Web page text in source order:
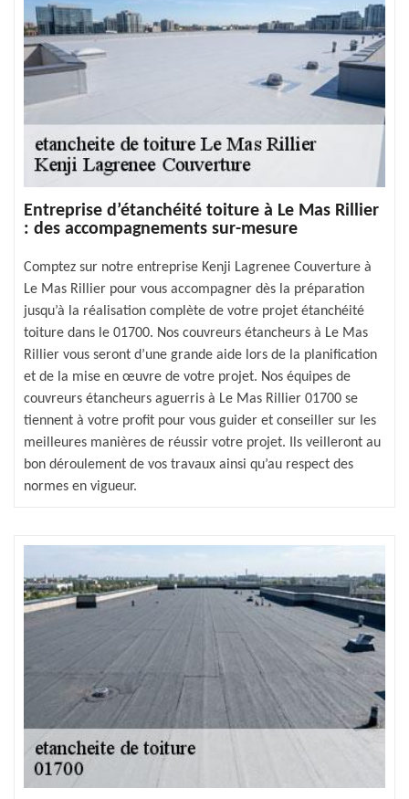
Entreprise d’étanchéité toiture à Le Mas Rillier
: des accompagnements sur-mesure
Comptez sur notre entreprise Kenji Lagrenee Couverture à
Le Mas Rillier pour vous accompagner dès la préparation
jusqu’à la réalisation complète de votre projet étanchéité
toiture dans le 01700. Nos couvreurs étancheurs à Le Mas
Rillier vous seront d’une grande aide lors de la planification
et de la mise en œuvre de votre projet. Nos équipes de
couvreurs étancheurs aguerris à Le Mas Rillier 01700 se
tiennent à votre profit pour vous guider et conseiller sur les
meilleures manières de réussir votre projet. Ils veilleront au
bon déroulement de vos travaux ainsi qu’au respect des
normes en vigueur.